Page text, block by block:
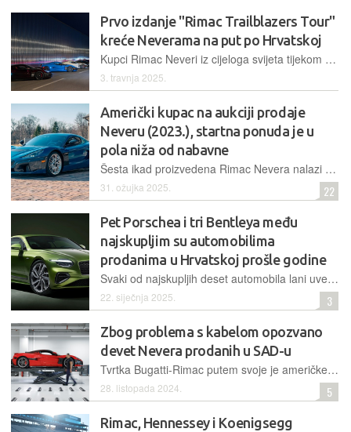
Prvo izdanje "Rimac Trailblazers Tour"
kreće Neverama na put po Hrvatskoj
Kupci Rimac Neveri iz cijeloga svijeta tijekom četiri dana imat će priliku uživati u lokalnim ljepotama Hrvatske. Krenuli su iz Rimac Kampusa, a vožnju će završiti u Istri
3. travnja 2025.
Američki kupac na aukciji prodaje
Neveru (2023.), startna ponuda je u
pola niža od nabavne
Šesta ikad proizvedena Rimac Nevera nalazi se u SAD-u, u vlasništvu Triple F Collectiona. Isporučio ju je svojedobno Mate Rimac osobno, a ovi kolekcionari sada je žele prodati na aukciji, startna ponuda je po nižoj početnoj cijeni, tipično za aukcije
31. ožujka 2025. 22
Pet Porschea i tri Bentleya među
najskupljim su automobilima
prodanima u Hrvatskoj prošle godine
Svaki od najskupljih deset automobila lani uvezenih u Hrvatsku bio je skuplji od 300.000 eura, a među njima najpopularnija je marka Porsche s pet modela. Nevera je tu iznimka, budući da nije uvezena
22. siječnja 2025. 3
Zbog problema s kabelom opozvano
devet Nevera prodanih u SAD-u
Tvrtka Bugatti-Rimac putem svoje je američke podružnice uputila službeni opoziv za nekoliko automobila proizvedenih prošle i ove godine, u kojima je otkriven problem s jednim niskonaponskim spojem
28. listopada 2024. 5
Rimac, Hennessey i Koenigsegg